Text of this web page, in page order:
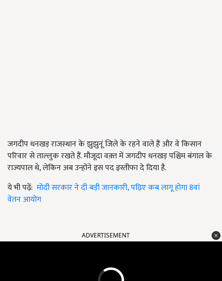
जगदीप धनखड़ राजस्थान के झुझुनूं जिले के रहने वाले हैं और वे किसान
परिवार से ताल्लुक रखते हैं. मौजूदा वक़्त में जगदीप धनखड़ पश्चिम बंगाल के
राज्यपाल थे, लेकिन अब उन्होंने इस पद इस्तीफा दे दिया है.
ये भी पढ़ें: मोदी सरकार ने दी बड़ी जानकारी, पढ़िए कब लागू होगा 8वां
वेतन आयोग
ADVERTISEMENT